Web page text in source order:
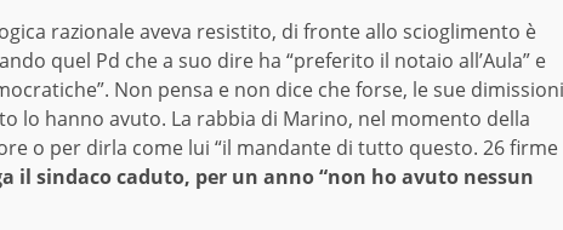
razionale aveva resistito, di fronte allo scioglimento è
quel Pd che a suo dire ha “preferito il notaio all’Aula” e
Non pensa e non dice che forse, le sue dimissioni
lo hanno avuto. La rabbia di Marino, nel momento della
o per dirla come lui “il mandante di tutto questo. 26 firme
il sindaco caduto, per un anno “non ho avuto nessun